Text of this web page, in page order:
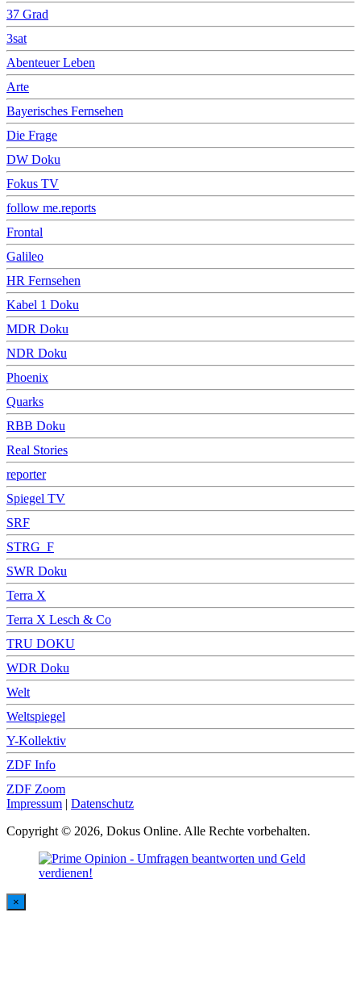
37 Grad
3sat
Abenteuer Leben
Arte
Bayerisches Fernsehen
Die Frage
DW Doku
Fokus TV
follow me.reports
Frontal
Galileo
HR Fernsehen
Kabel 1 Doku
MDR Doku
NDR Doku
Phoenix
Quarks
RBB Doku
Real Stories
reporter
Spiegel TV
SRF
STRG_F
SWR Doku
Terra X
Terra X Lesch & Co
TRU DOKU
WDR Doku
Welt
Weltspiegel
Y-Kollektiv
ZDF Info
ZDF Zoom
Impressum | Datenschutz
Copyright © 2026, Dokus Online. Alle Rechte vorbehalten.
×